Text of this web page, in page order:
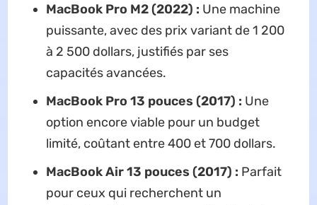
MacBook Pro M2 (2022) : Une machine
puissante, avec des prix variant de 1 200
à 2 500 dollars, justifiés par ses
capacités avancées.
MacBook Pro 13 pouces (2017) : Une
option encore viable pour un budget
limité, coûtant entre 400 et 700 dollars.
MacBook Air 13 pouces (2017) : Parfait
pour ceux qui recherchent un